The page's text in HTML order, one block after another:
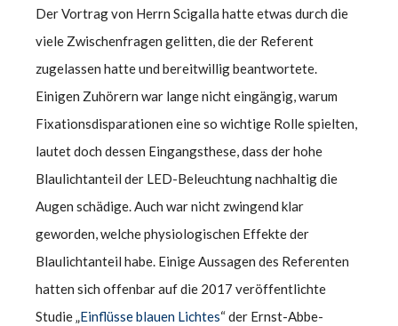
Der Vortrag von Herrn Scigalla hatte etwas durch die
viele Zwischenfragen gelitten, die der Referent
zugelassen hatte und bereitwillig beantwortete.
Einigen Zuhörern war lange nicht eingängig, warum
Fixationsdisparationen eine so wichtige Rolle spielten,
lautet doch dessen Eingangsthese, dass der hohe
Blaulichtanteil der LED-Beleuchtung nachhaltig die
Augen schädige. Auch war nicht zwingend klar
geworden, welche physiologischen Effekte der
Blaulichtanteil habe. Einige Aussagen des Referenten
hatten sich offenbar auf die 2017 veröffentlichte
Studie „Einflüsse blauen Lichtes“ der Ernst-Abbe-